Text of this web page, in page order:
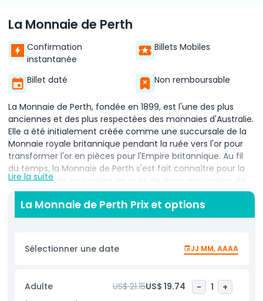
La Monnaie de Perth
Confirmation
instantanée
Billets Mobiles
Billet daté Non remboursable
La Monnaie de Perth, fondée en 1899, est l'une des plus
anciennes et des plus respectées des monnaies d'Australie.
Elle a été initialement créée comme une succursale de la
Monnaie royale britannique pendant la ruée vers l'or pour
transformer l'or en pièces pour l'Empire britannique. Au fil
du temps, la Monnaie de Perth s'est fait connaître pour la
production de souverains en or et de demi-souverains de
haute qualité qui ont contribué à façonner l'économie
australienne. La monnaie a joué un rôle clé en
transformant l'or brut en monnaie officielle, stimulant le
Monnaie de Perth est renommée mondialement pour ses
pièces d'investissement de qualité, y compris en or, en
collectionneurs du monde entier intéressés par les pièces
rares et les métaux précieux. Les visiteurs de la Monnaie de
Lire la suite
La Monnaie de Perth Prix et options
Sélectionner une date JJ MM, AAAA
Adulte US$ 21.15US$ 19.74 - 1 +